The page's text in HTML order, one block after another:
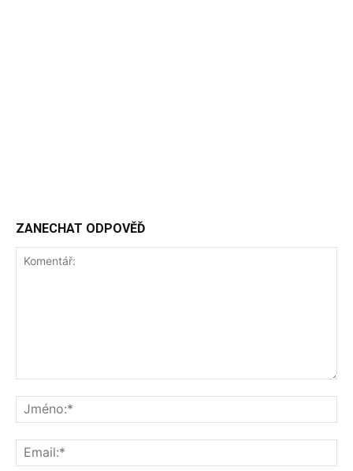
ZANECHAT ODPOVĚĎ